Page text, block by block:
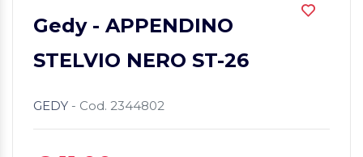
Gedy - APPENDINO
STELVIO NERO ST-26
GEDY - Cod. 2344802